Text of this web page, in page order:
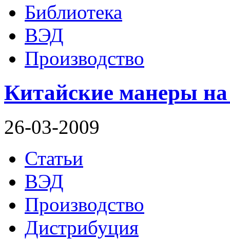
Библиотека
ВЭД
Производство
Китайские манеры на
26-03-2009
Статьи
ВЭД
Производство
Дистрибуция